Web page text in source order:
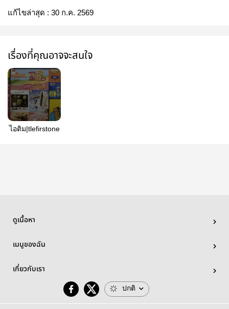
แก้ไขล่าสุด : 30 ก.ค. 2569
เรื่องที่คุณอาจจะสนใจ
ไอติม|tlefirstone
ดูเนื้อหา
เมนูของฉัน
เกี่ยวกับเรา
ปกติ